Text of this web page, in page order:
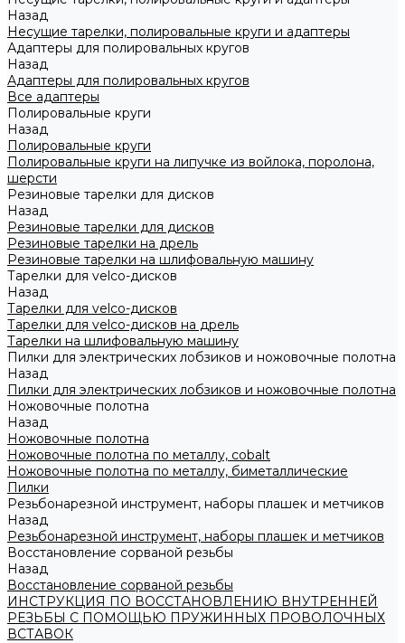
Назад
Несущие тарелки, полировальные круги и адаптеры
Адаптеры для полировальных кругов
Назад
Адаптеры для полировальных кругов
Все адаптеры
Полировальные круги
Назад
Полировальные круги
Полировальные круги на липучке из войлока, поролона,
шерсти
Резиновые тарелки для дисков
Назад
Резиновые тарелки для дисков
Резиновые тарелки на дрель
Резиновые тарелки на шлифовальную машину
Тарелки для velco-дисков
Назад
Тарелки для velco-дисков
Тарелки для velco-дисков на дрель
Тарелки на шлифовальную машину
Пилки для электрических лобзиков и ножовочные полотна
Назад
Пилки для электрических лобзиков и ножовочные полотна
Ножовочные полотна
Назад
Ножовочные полотна
Ножовочные полотна по металлу, cobalt
Ножовочные полотна по металлу, биметаллические
Пилки
Резьбонарезной инструмент, наборы плашек и метчиков
Назад
Резьбонарезной инструмент, наборы плашек и метчиков
Восстановление сорваной резьбы
Назад
Восстановление сорваной резьбы
ИНСТРУКЦИЯ ПО ВОССТАНОВЛЕНИЮ ВНУТРЕННЕЙ
РЕЗЬБЫ С ПОМОЩЬЮ ПРУЖИННЫХ ПРОВОЛОЧНЫХ
ВСТАВОК